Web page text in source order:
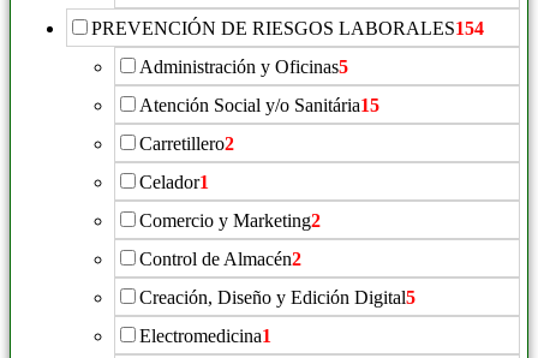
PREVENCIÓN DE RIESGOS LABORALES154
Administración y Oficinas5
Atención Social y/o Sanitária15
Carretillero2
Celador1
Comercio y Marketing2
Control de Almacén2
Creación, Diseño y Edición Digital5
Electromedicina1